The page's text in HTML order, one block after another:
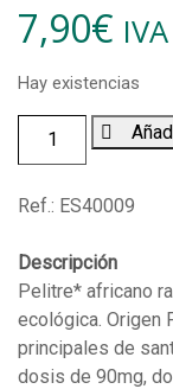
7,90€
Hay existencias
Pelitre
(50
cantidad
Ref.: ES40009
Descripción
Pelitre* africano
ecológica. Origen
principales de
dosis de 90mg,